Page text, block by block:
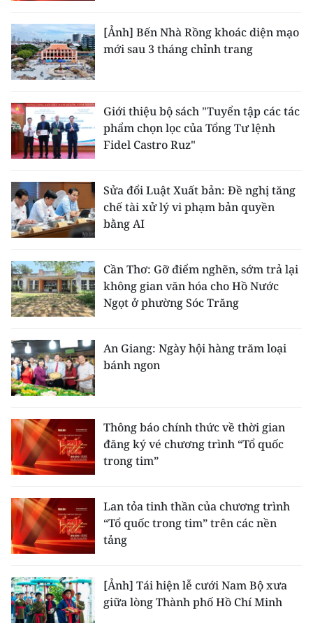
[Ảnh] Bến Nhà Rồng khoác diện mạo
mới sau 3 tháng chỉnh trang
Giới thiệu bộ sách "Tuyển tập các tác
phẩm chọn lọc của Tổng Tư lệnh
Fidel Castro Ruz"
Sửa đổi Luật Xuất bản: Đề nghị tăng
chế tài xử lý vi phạm bản quyền
bằng AI
Cần Thơ: Gỡ điểm nghẽn, sớm trả lại
không gian văn hóa cho Hồ Nước
Ngọt ở phường Sóc Trăng
An Giang: Ngày hội hàng trăm loại
bánh ngon
Thông báo chính thức về thời gian
đăng ký vé chương trình “Tổ quốc
trong tim”
Lan tỏa tinh thần của chương trình
“Tổ quốc trong tim” trên các nền
tảng
[Ảnh] Tái hiện lễ cưới Nam Bộ xưa
giữa lòng Thành phố Hồ Chí Minh